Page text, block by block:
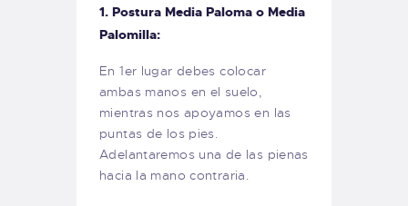
1. Postura Media Paloma o Media
Palomilla:
En 1er lugar debes colocar
ambas manos en el suelo,
mientras nos apoyamos en las
puntas de los pies.
Adelantaremos una de las pienas
hacia la mano contraria.